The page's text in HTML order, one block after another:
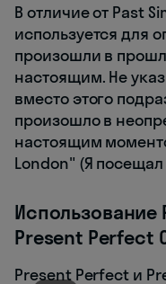
В отличие от Past
используется для
произошли в
настоящим. Не
вместо этого
произошло в
настоящим
London" (Я
Present Perfect
Present Perfect и